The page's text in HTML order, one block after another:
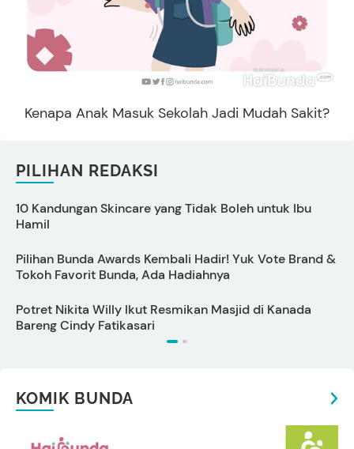
Kenapa Anak Masuk Sekolah Jadi Mudah Sakit?
PILIHAN REDAKSI
10 Kandungan Skincare yang Tidak Boleh untuk Ibu
Hamil
Pilihan Bunda Awards Kembali Hadir! Yuk Vote Brand &
Tokoh Favorit Bunda, Ada Hadiahnya
Potret Nikita Willy Ikut Resmikan Masjid di Kanada
Bareng Cindy Fatikasari
KOMIK BUNDA